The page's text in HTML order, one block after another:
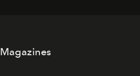
Magazines